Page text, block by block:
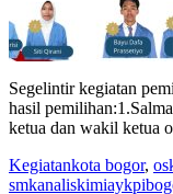
Segelintir kegiatan
hasil
ketua dan wakil ketua
Kegiatankota bogor,